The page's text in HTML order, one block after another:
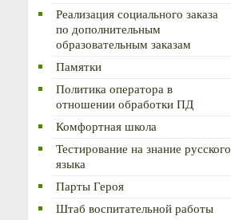
Реализация социального заказа
по дополнительным
образовательным заказам
Памятки
Политика оператора в
отношении обработки ПД
Комфортная школа
Тестирование на знание русского
языка
Парты Героя
Штаб воспитательной работы